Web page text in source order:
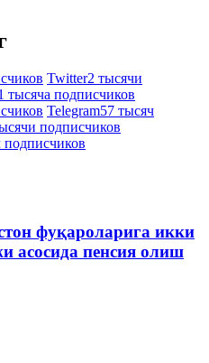
Twitter2 тысячи
тысяча подписчиков
Telegram57 тысяч
подписчиков
подписчиков
фуқароларига икки
асосида пенсия олиш